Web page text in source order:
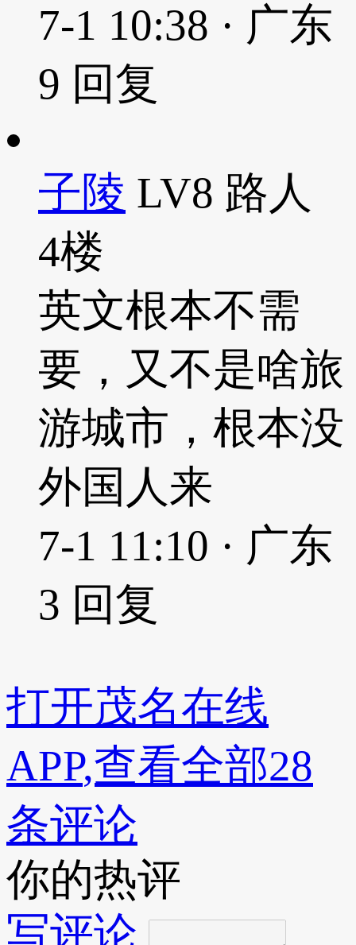
7-1 10:38 · 广东
9 回复
子陵 LV8 路人
4楼
英文根本不需
要，又不是啥旅
游城市，根本没
外国人来
7-1 11:10 · 广东
3 回复
打开茂名在线
APP,查看全部28
条评论
你的热评
写评论